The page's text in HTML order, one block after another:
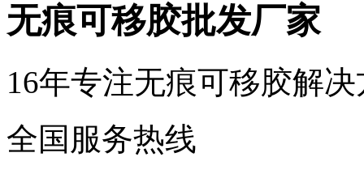
无痕可移胶批发厂家
16年专注无痕可移胶解
全国服务热线